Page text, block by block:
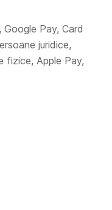
Google Pay, Card
juridice,
fizice, Apple Pay,